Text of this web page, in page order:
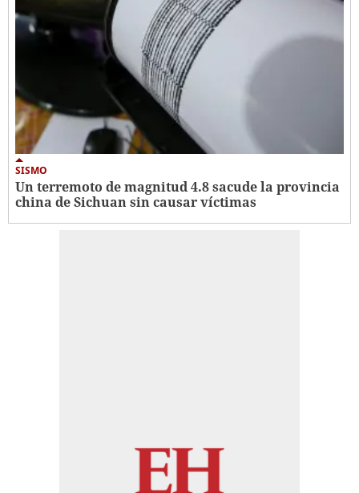
SISMO
Un terremoto de magnitud 4.8 sacude la provincia
china de Sichuan sin causar víctimas